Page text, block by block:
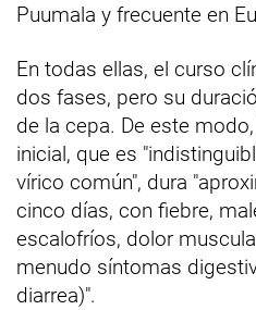
Puumala y frecuente en
En todas ellas, el curso
dos fases, pero su
de la cepa. De este
inicial, que es
vírico común", dura
cinco días, con fiebre,
escalofríos, dolor
menudo síntomas
diarrea)".